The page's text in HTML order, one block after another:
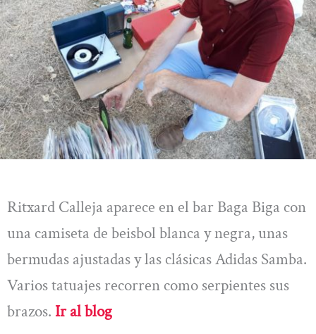
Ritxard Calleja aparece en el bar Baga Biga con
una camiseta de beisbol blanca y negra, unas
bermudas ajustadas y las clásicas Adidas Samba.
Varios tatuajes recorren como serpientes sus
brazos. Ir al blog